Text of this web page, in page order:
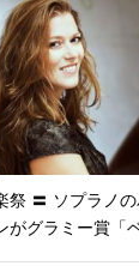
祭 〓 ソプラノ
がグラミー賞「